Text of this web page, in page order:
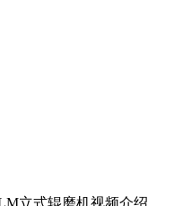
立式辊磨机视频介绍